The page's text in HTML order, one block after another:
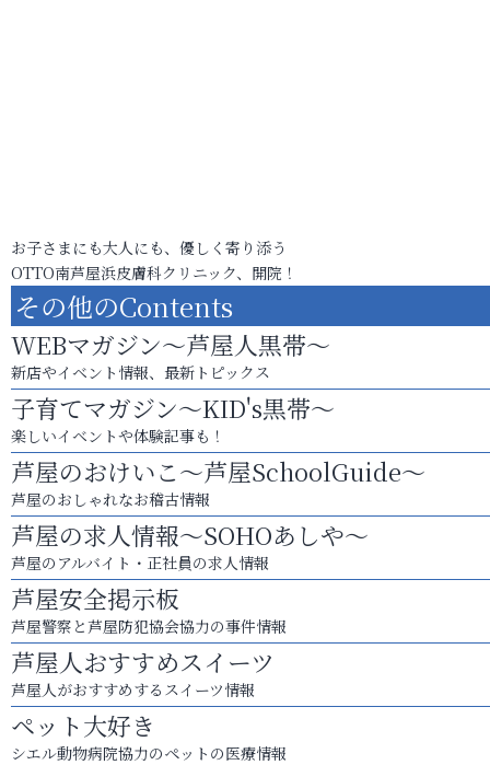
お子さまにも大人にも、優しく寄り添う
OTTO南芦屋浜皮膚科クリニック、開院！
その他のContents
WEBマガジン～芦屋人黒帯～
新店やイベント情報、最新トピックス
子育てマガジン～KID's黒帯～
楽しいイベントや体験記事も！
芦屋のおけいこ～芦屋SchoolGuide～
芦屋のおしゃれなお稽古情報
芦屋の求人情報～SOHOあしや～
芦屋のアルバイト・正社員の求人情報
芦屋安全掲示板
芦屋警察と芦屋防犯協会協力の事件情報
芦屋人おすすめスイーツ
芦屋人がおすすめするスイーツ情報
ペット大好き
シエル動物病院協力のペットの医療情報